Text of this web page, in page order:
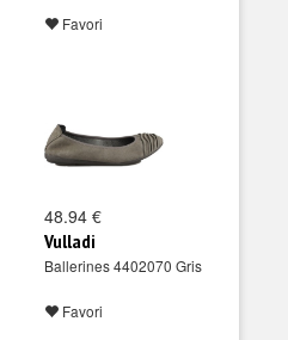
Favori
48.94 €
Vulladi
Ballerines 4402070 Gris
Favori